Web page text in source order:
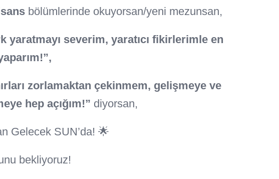
bölümlerinde okuyorsan/yeni mezunsan,
yaratmayı severim, yaratıcı fikirlerimle en
zorlamaktan çekinmem, gelişmeye ve
hep açığım!” diyorsan,
Gelecek SUN’da! 🌟
bekliyoruz!